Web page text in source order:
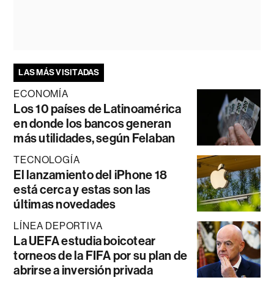
LAS MÁS VISITADAS
ECONOMÍA
Los 10 países de Latinoamérica
en donde los bancos generan
más utilidades, según Felaban
TECNOLOGÍA
El lanzamiento del iPhone 18
está cerca y estas son las
últimas novedades
LÍNEA DEPORTIVA
La UEFA estudia boicotear
torneos de la FIFA por su plan de
abrirse a inversión privada